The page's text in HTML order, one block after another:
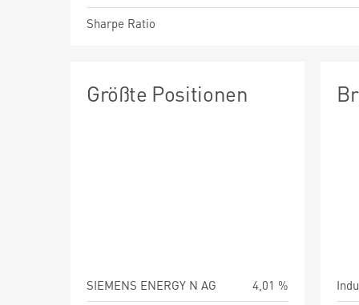
Sharpe Ratio
Größte Positionen
SIEMENS ENERGY N AG
4,01 %